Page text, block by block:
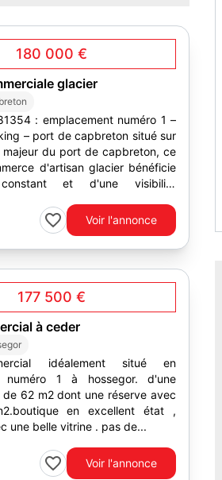
180 000 €
glacier
: emplacement numéro 1 –
– port de capbreton situé sur
majeur du port de capbreton, ce
d'artisan glacier bénéficie
et d'une visibilité
Voir l'annonce
177 500 €
à ceder
idéalement situé en
1 à hossegor. d'une
62 m2 dont une réserve avec
en excellent état ,
lumineuse avec une belle vitrine . pas de...
Voir l'annonce